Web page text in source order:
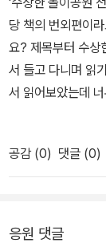
번외편 '수상한
부터 책을 제공받
방 안에 나타나는
는? 신지는 카이도
를 고르고 타고 있
참는다 상으로 한
가가 있었다. 롤
렸던 일, 청소시간
밀쳤던 일, 체육 시
는 소리가 스피커
가 지난 후 부쩍
아이들이 그의 시
받게 된 6명의 아
기구를(대관람차,
다는 것이 단점이
이다. 그런데 이상
본인이 잘 활용하
되었으며,전청당에
당 책의 번외편이
요? 제목부터 수상
서 들고 다니며 읽
서 읽어보았는데
한 느낌입니다. 이
공원 천옥원으로
한 임팩트를 주는
한 내용이더라구요
공감 (0) 댓글 (0)
응원 댓글